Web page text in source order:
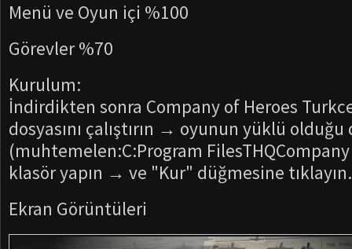
Menü ve Oyun içi %100
Görevler %70
Kurulum:
İndirdikten sonra Company of Heroes
dosyasını çalıştırın → oyunun yüklü
(muhtemelen:C:Program
klasör yapın → ve "Kur" düğmesine tıklayın.
Ekran Görüntüleri